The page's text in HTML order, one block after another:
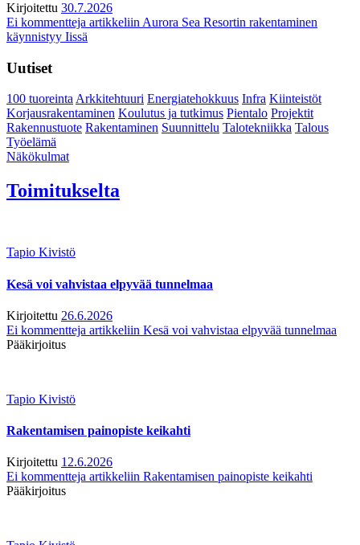
Kirjoitettu 30.7.2026
Ei kommentteja artikkeliin Aurora Sea Resortin rakentaminen
käynnistyy Iissä
Uutiset
100 tuoreintaArkkitehtuuri Energiatehokkuus Infra Kiinteistöt
Korjausrakentaminen Koulutus ja tutkimus Pientalo Projektit
Rakennustuote Rakentaminen Suunnittelu Talotekniikka Talous
Työelämä
Näkökulmat
Toimitukselta
Tapio Kivistö
Kesä voi vahvistaa elpyvää tunnelmaa
Kirjoitettu 26.6.2026
Ei kommentteja artikkeliin Kesä voi vahvistaa elpyvää tunnelmaa
Pääkirjoitus
Tapio Kivistö
Rakentamisen painopiste keikahti
Kirjoitettu 12.6.2026
Ei kommentteja artikkeliin Rakentamisen painopiste keikahti
Pääkirjoitus